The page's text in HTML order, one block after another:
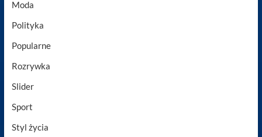
Moda
Polityka
Popularne
Rozrywka
Slider
Sport
Styl życia